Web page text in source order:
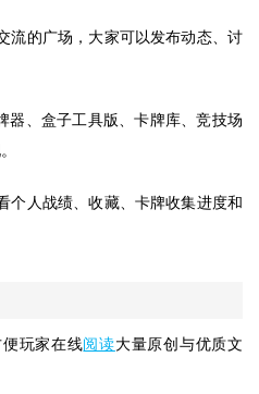
流的广场，大家可以发布动态、讨
器、盒子工具版、卡牌库、竞技场
个人战绩、收藏、卡牌收集进度和
玩家在线阅读大量原创与优质文